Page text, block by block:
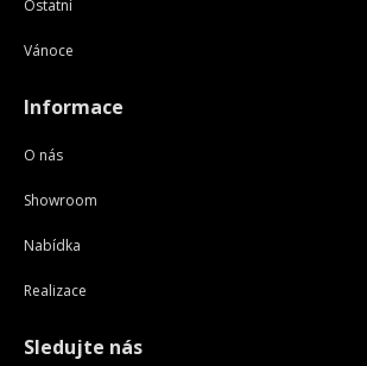
Ostatní
Vánoce
Informace
O nás
Showroom
Nabídka
Realizace
Sledujte nás